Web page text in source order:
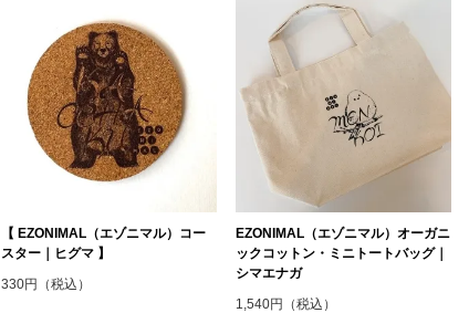
【 EZONIMAL（エゾニマル）コー
スター｜ヒグマ 】
330円（税込）
EZONIMAL（エゾニマル）オーガニ
ックコットン・ミニトートバッグ｜
シマエナガ
1,540円（税込）